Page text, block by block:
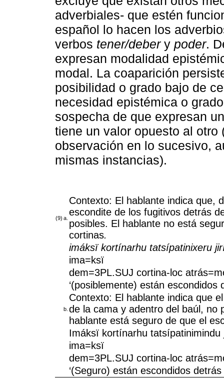
adverbiales- que estén
español lo hacen los
verbos tener/debery poder.
expresan modalidad
modal. La coaparición
posibilidad o grado bajo de
necesidad epistémica o
sospecha de que expresan
tiene un valor opuesto al
observación en lo sucesivo,
mismas instancias).
(9) a.
Contexto: El hablante indica que,
escondite de los fugitivos detrás
posibles. El hablante no está
cortinas.
imáksï kortínarhu tatsípatinixeru
ima=ksï
dem=3PL.SUJ cortina-loc
‘(posiblemente) están escondidos
b.
Contexto: El hablante indica que
de la cama y adentro del baúl, no
hablante está seguro de que el
Imáksï kortínarhu tatsípatinimindu
ima=ksï
dem=3PL.SUJ cortina-loc
‘(Seguro) están escondidos